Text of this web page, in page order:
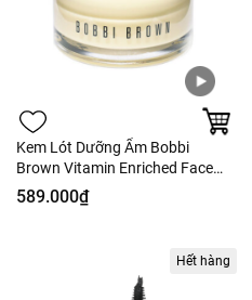
Kem Lót Dưỡng Ẩm Bobbi
Brown Vitamin Enriched Face
Base
589.000₫
Hết hàng